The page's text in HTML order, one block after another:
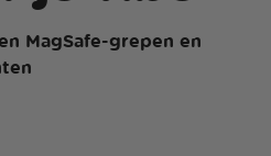
MagSafe-grepen en